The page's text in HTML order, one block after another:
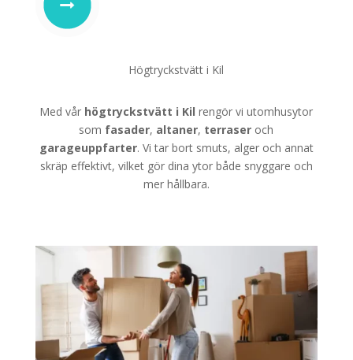
Högtryckstvätt i Kil
Med vår högtryckstvätt i Kil rengör vi utomhusytor
som fasader, altaner, terraser och
garageuppfarter. Vi tar bort smuts, alger och annat
skräp effektivt, vilket gör dina ytor både snyggare och
mer hållbara.